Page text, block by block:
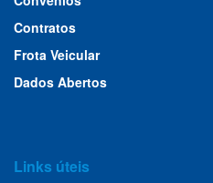
Contratos
Frota Veicular
Dados Abertos
Links úteis